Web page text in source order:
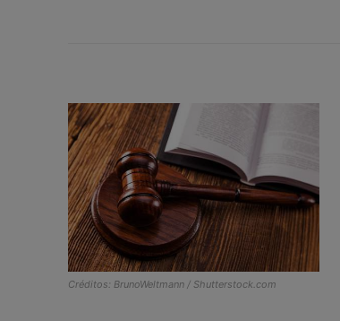
Créditos: BrunoWeltmann / Shutterstock.com